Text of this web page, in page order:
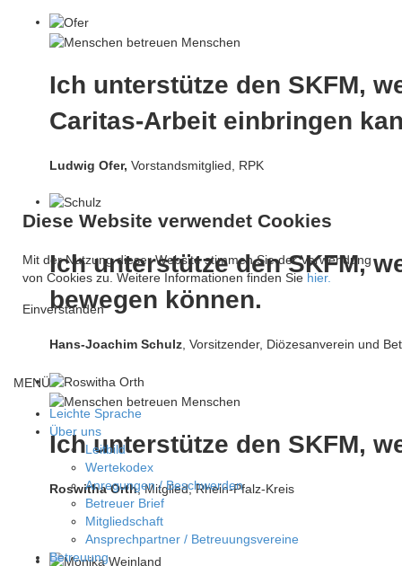
Ich unterstütze den SKFM,
Caritas-Arbeit einbringen
Ludwig Ofer, Vorstandsmitglied, RPK
Ich unterstütze den SKFM,
bewegen können.
Hans-Joachim Schulz , Vorsitzender, Diözesanverein und
Ich unterstütze den SKFM,
Roswitha Orth, Mitglied, Rhein-Pfalz-Kreis
Diese Website verwendet Cookies
Mit der Nutzung dieser Website stimmen Sie der Verwendung
von Cookies zu. Weitere Informationen finden Sie hier.
Einverstanden
MENÜ
Leichte Sprache
Über uns
Leitbild
Wertekodex
Anregungen / Beschwerden
Betreuer Brief
Mitgliedschaft
Ansprechpartner / Betreuungsvereine
Betreuung